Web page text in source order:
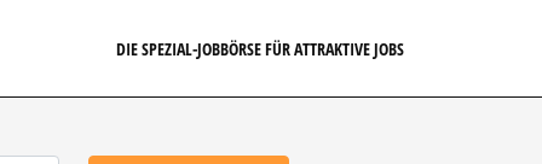
DIE SPEZIAL-JOBBÖRSE FÜR ATTRAKTIVE JOBS